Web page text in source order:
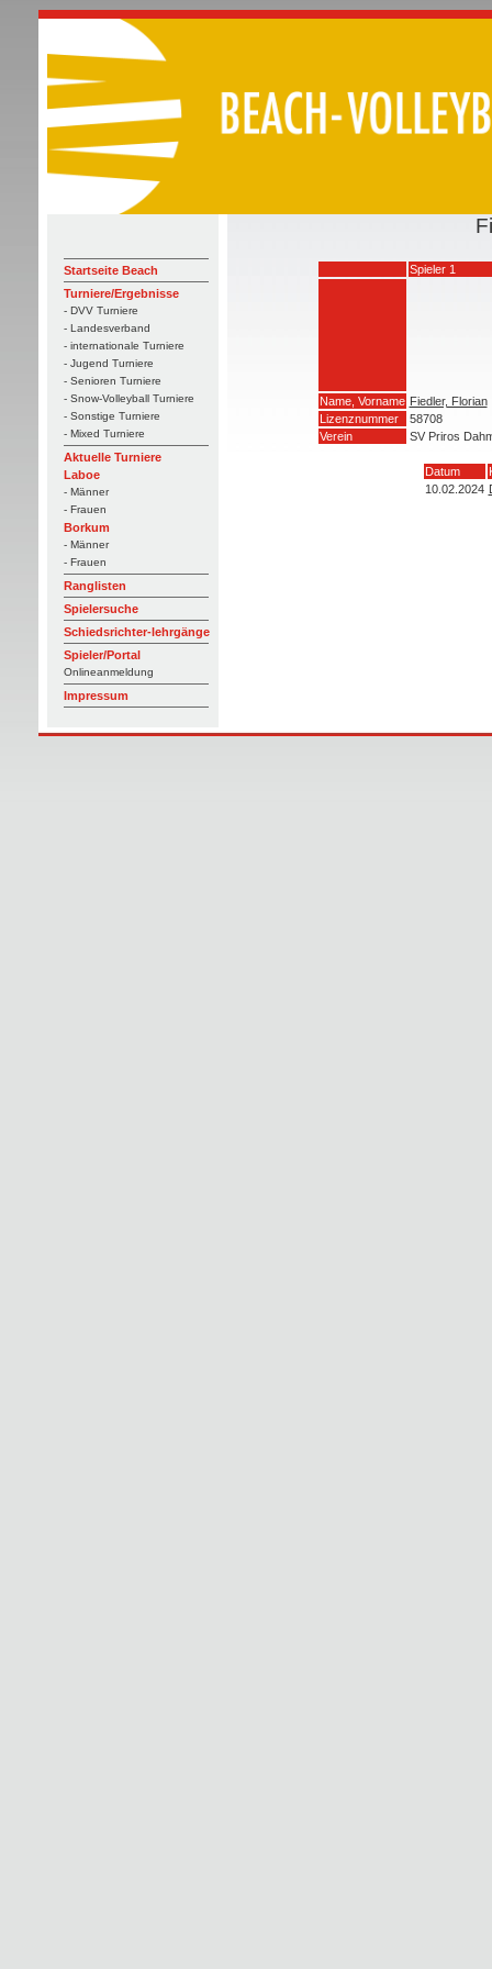
Startseite Beach
Turniere/Ergebnisse
- DVV Turniere
- Landesverband
- internationale Turniere
- Jugend Turniere
- Senioren Turniere
- Snow-Volleyball Turniere
- Sonstige Turniere
- Mixed Turniere
Aktuelle Turniere
Laboe
- Männer
- Frauen
Borkum
- Männer
- Frauen
Ranglisten
Spielersuche
Schiedsrichter-lehrgänge
Spieler/Portal
Onlineanmeldung
Impressum
Spieler 1
Name, Vorname Fiedler, Florian
Lizenznummer
58708
Verein
SV Priros
Datum
10.02.2024